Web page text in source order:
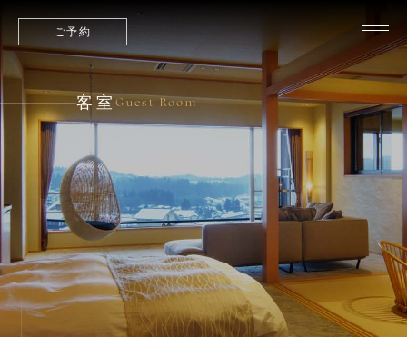
ご予約
客室Guest Room